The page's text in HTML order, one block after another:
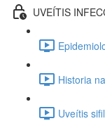
UVEÍTIS
Historia
Uveítis